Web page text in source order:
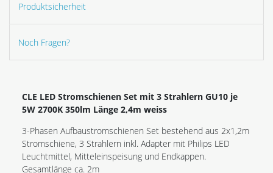
Produktsicherheit
Noch Fragen?
CLE LED Stromschienen Set mit 3 Strahlern GU10 je
5W 2700K 350lm Länge 2,4m weiss
3-Phasen Aufbaustromschienen Set bestehend aus 2x1,2m
Stromschiene, 3 Strahlern inkl. Adapter mit Philips LED
Leuchtmittel, Mitteleinspeisung und Endkappen.
Gesamtlänge ca. 2m